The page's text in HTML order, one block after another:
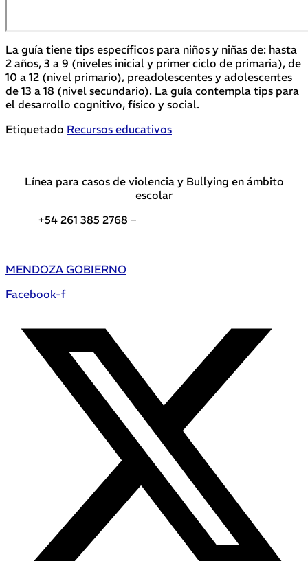
La guía tiene tips específicos para niños y niñas de: hasta
2 años, 3 a 9 (niveles inicial y primer ciclo de primaria), de
10 a 12 (nivel primario), preadolescentes y adolescentes
de 13 a 18 (nivel secundario). La guía contempla tips para
el desarrollo cognitivo, físico y social.
Etiquetado Recursos educativos
Línea para casos de violencia y Bullying en ámbito
escolar
+54 261 385 2768 –
MENDOZA GOBIERNO
Facebook-f